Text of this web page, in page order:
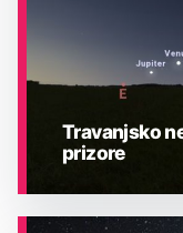
Travanjsko
prizore